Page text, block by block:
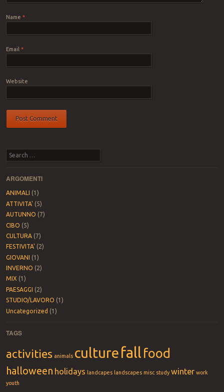
Name *
Email *
Website
Search
ARGOMENTI
ANIMALI
(1)
ATTIVITA' (5)
AUTUNNO (7)
CIBO (5)
CULTURA(7)
FESTIVITA' (2)
GIOVANI (1)
INVERNO (2)
MIX (1)
PAESAGGI (2)
STUDIO/LAVORO (1)
Uncategorized (1)
TAGS
activities animals culturefall food
halloween holidays landcapes landscapes misc study winter work
youth